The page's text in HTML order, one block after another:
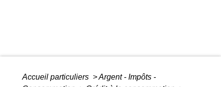
Accueil particuliers >Argent - Impôts -